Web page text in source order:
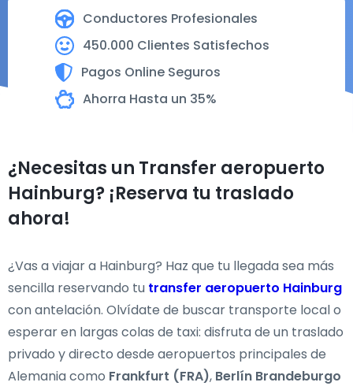
Conductores Profesionales
450.000 Clientes Satisfechos
Pagos Online Seguros
Ahorra Hasta un 35%
¿Necesitas un Transfer aeropuerto
Hainburg? ¡Reserva tu traslado
ahora!
¿Vas a viajar a Hainburg? Haz que tu llegada sea más
sencilla reservando tu transfer aeropuerto Hainburg
con antelación. Olvídate de buscar transporte local o
esperar en largas colas de taxi: disfruta de un traslado
privado y directo desde aeropuertos principales de
Alemania como Frankfurt (FRA), Berlín Brandeburgo